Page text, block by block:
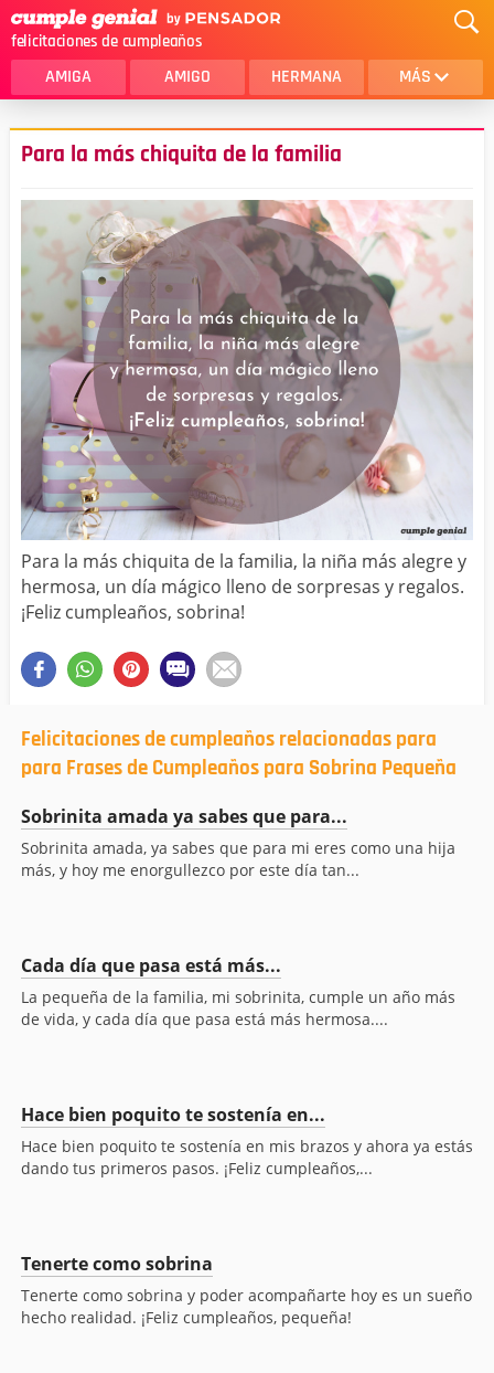
felicitaciones de cumpleaños
AMIGA AMIGO HERMANA MÁS
MAMA
AMOR
SOBRINA
HIJA
HERMANO
HIJO
NOVIA
ESPOSO
PAPA
HOMBRE
CUÑADA
ALGUIEN ESPECIAL
PRIMO
TODAS LAS CATEGORÍAS
Para la más chiquita de la familia
Para la más chiquita de la familia, la niña más alegre y
hermosa, un día mágico lleno de sorpresas y regalos.
¡Feliz cumpleaños, sobrina!
Felicitaciones de cumpleaños relacionadas para
para Frases de Cumpleaños para Sobrina Pequeña
Sobrinita amada ya sabes que para...
Sobrinita amada, ya sabes que para mi eres como una hija
más, y hoy me enorgullezco por este día tan...
Cada día que pasa está más...
La pequeña de la familia, mi sobrinita, cumple un año más
de vida, y cada día que pasa está más hermosa....
Hace bien poquito te sostenía en...
Hace bien poquito te sostenía en mis brazos y ahora ya estás
dando tus primeros pasos. ¡Feliz cumpleaños,...
Tenerte como sobrina
Tenerte como sobrina y poder acompañarte hoy es un sueño
hecho realidad. ¡Feliz cumpleaños, pequeña!